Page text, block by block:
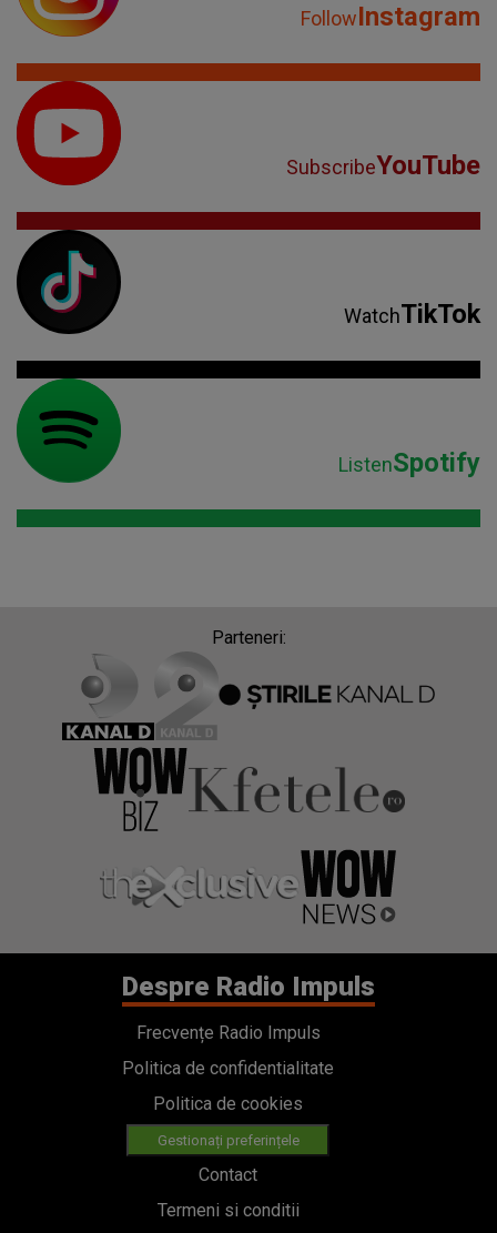
FollowInstagram
SubscribeYouTube
WatchTikTok
ListenSpotify
Parteneri:
Despre Radio Impuls
Frecvențe Radio Impuls
Politica de confidentialitate
Politica de cookies
Gestionați preferințele
Contact
Termeni si conditii